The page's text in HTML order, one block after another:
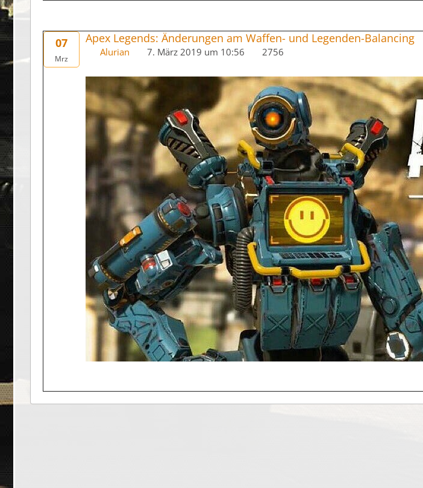
07
Mrz
Apex Legends: Änderungen am Waffen- und Legenden-Balancing
Alurian 7. März 2019 um 10:56 2756